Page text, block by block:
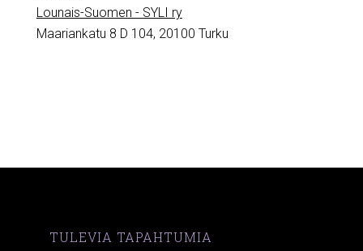
Lounais-Suomen - SYLI ry
Maariankatu 8 D 104, 20100 Turku
TULEVIA TAPAHTUMIA